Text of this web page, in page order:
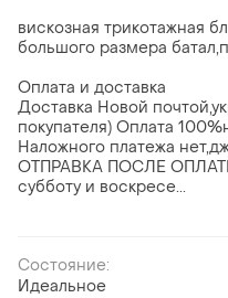
вискозная трикотажная
большого размера
Оплата и доставка
Доставка Новой
покупателя) Оплата
Наложного платежа
ОТПРАВКА ПОСЛЕ
субботу и воскресе...
Состояние:
Идеальное